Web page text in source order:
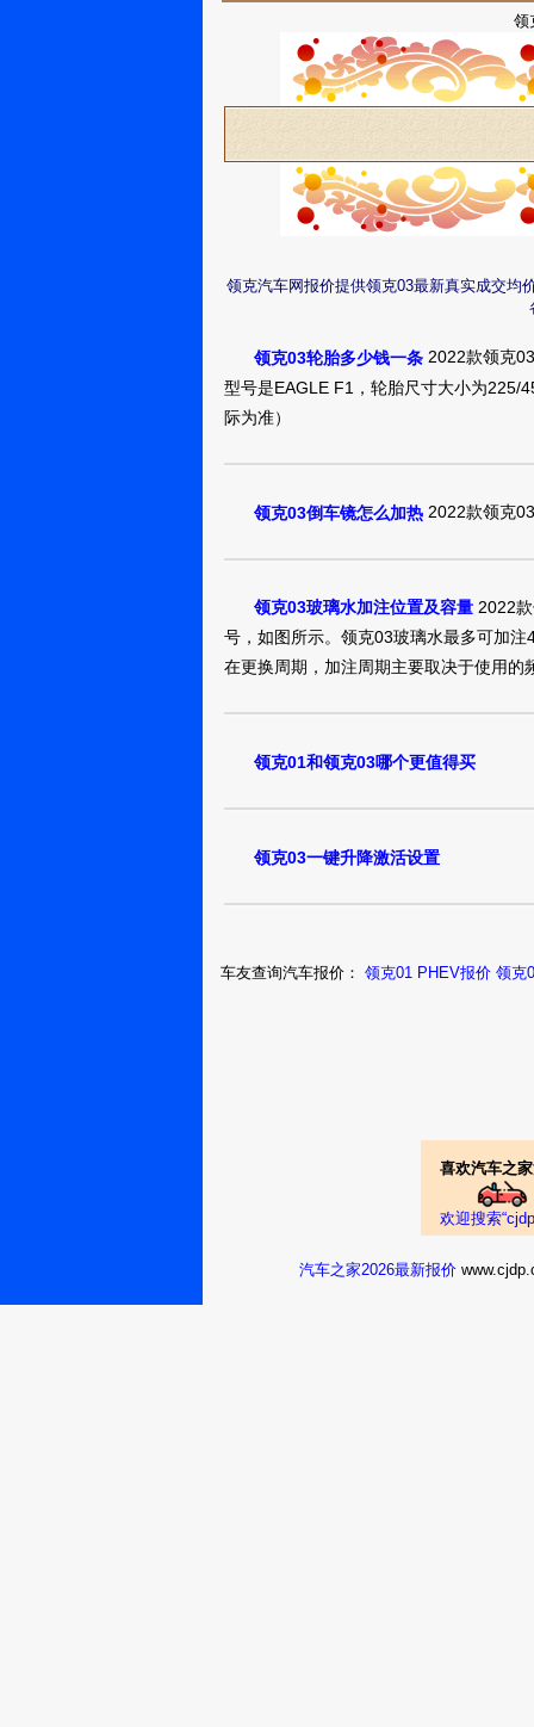
领
领克汽车网报价提供领克03最新真实成交均
领克03轮胎多少钱一条 2022款领克
型号是EAGLE F1，轮胎尺寸大小为225/
际为准）
领克03倒车镜怎么加热 2022款领克
领克03玻璃水加注位置及容量 2022
号，如图所示。领克03玻璃水最多可加
在更换周期，加注周期主要取决于使用的
领克01和领克03哪个更值得买
领克03一键升降激活设置
车友查询汽车报价： 领克01 PHEV报价 领克
喜欢汽车之
欢迎搜索
汽车之家2026最新报价